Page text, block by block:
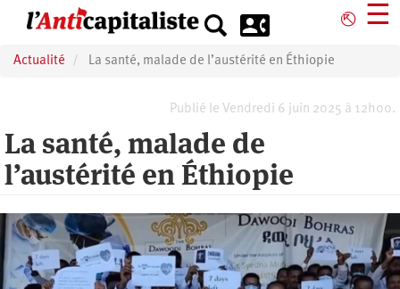
principal
⎋ ☰
Actualité La santé, malade de l’austérité en Éthiopie
Publié le Vendredi 6 juin 2025 à 12h00.
La santé, malade de
l’austérité en Éthiopie